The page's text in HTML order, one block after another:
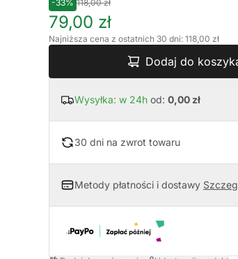
-33% 118,00 zł
79,00 zł
Najniższa cena z ostatnich 30 dni: 118,00 zł
Dodaj do
Wysyłka: w 24h od: 0,00 zł
30 dni na zwrot towaru
Metody płatności i dostawy